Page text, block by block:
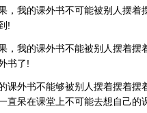
，我的课外书不可能被别人摆着
!
，我的课外书不能被别人摆着
书了!
课外书不能够被别人摆着摆着
直呆在课堂上不可能去想自己的